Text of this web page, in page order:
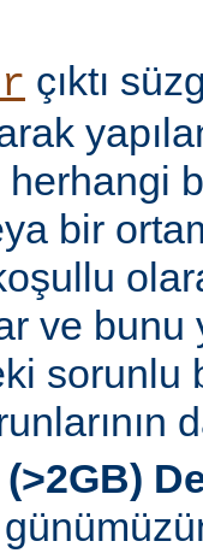
çıktı
bir
ve
sorunlu